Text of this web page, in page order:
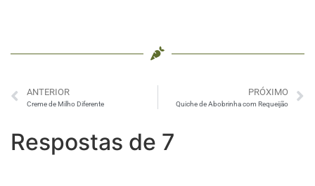
ANTERIOR
Creme de Milho Diferente
PRÓXIMO
Quiche de Abobrinha com Requeijão
Respostas de 7